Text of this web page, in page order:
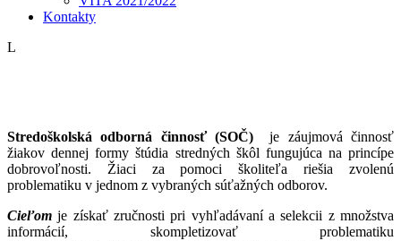
Kontakty
L
Stredoškolská odborná činnosť (SOČ)
je záujmová činnosť
žiakov dennej formy štúdia stredných škôl fungujúca na princípe
dobrovoľnosti. Žiaci za pomoci školiteľa riešia zvolenú
problematiku v jednom z vybraných súťažných odborov.
Cieľom je získať zručnosti pri vyhľadávaní a selekcii z množstva
informácií, skompletizovať problematiku